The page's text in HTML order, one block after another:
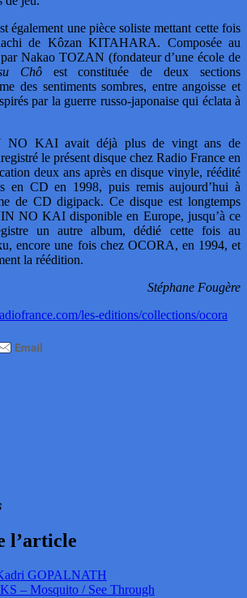
également une pièce soliste mettant cette fois
de Kôzan KITAHARA. Composée au
Nakao TOZAN (fondateur d’une école de
Chôest constituée de deux sections
des sentiments sombres, entre angoisse et
par la guerre russo-japonaise qui éclata à
NO KAI avait déjà plus de vingt ans de
le présent disque chez Radio France en
deux ans après en disque vinyle, réédité
en CD en 1998, puis remis aujourd’hui à
de CD digipack. Ce disque est longtemps
NO KAI disponible en Europe, jusqu’à ce
un autre album, dédié cette fois au
encore une fois chez OCORA, en 1994, et
la réédition.
Stéphane Fougère
les-editions/collections/ocora
l’article
GOPALNATH
– Mosquito / See Through